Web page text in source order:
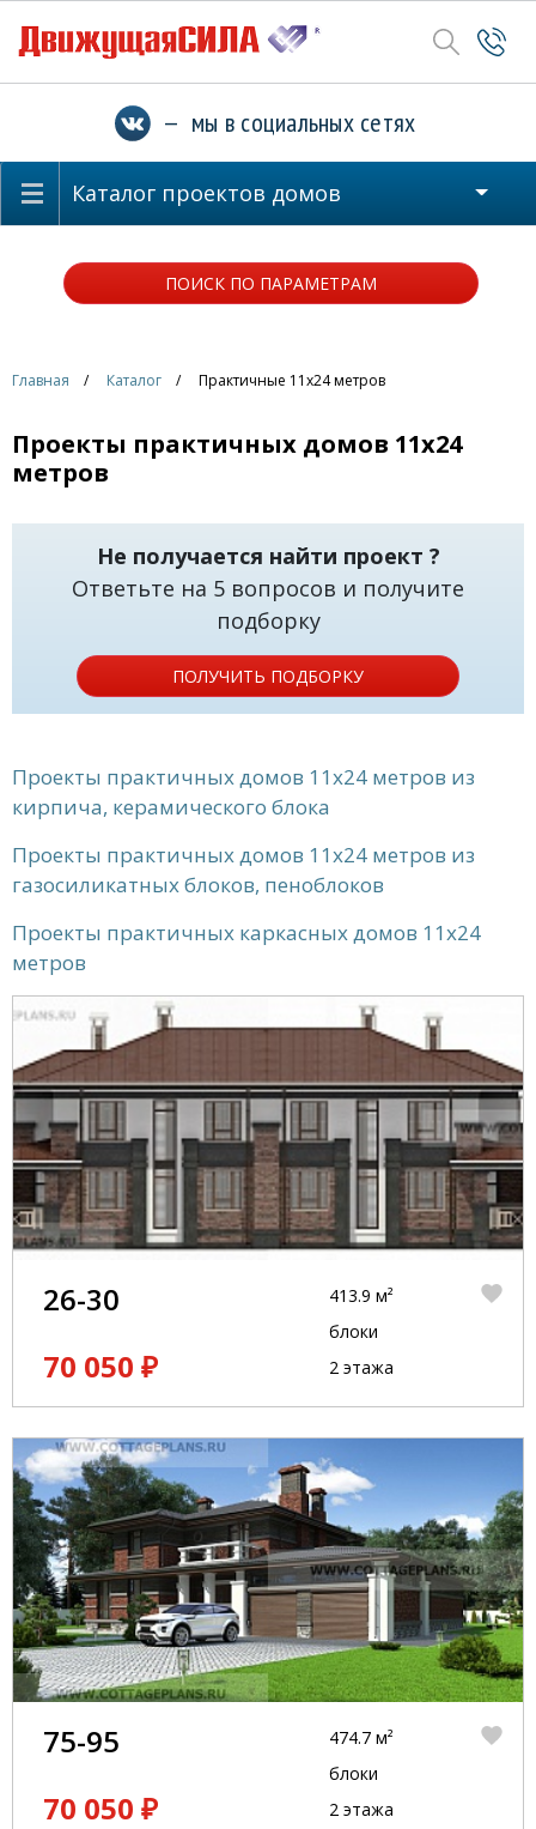
— мы в социальных сетях
Каталог проектов домов
ПОИСК ПО ПАРАМЕТРАМ
Главная Каталог Практичные 11x24 метров
Проекты практичных домов 11x24
метров
Не получается найти проект ?
Ответьте на 5 вопросов и получите
подборку
ПОЛУЧИТЬ ПОДБОРКУ
Проекты практичных домов 11x24 метров из
кирпича, керамического блока
Проекты практичных домов 11x24 метров из
газосиликатных блоков, пеноблоков
Проекты практичных каркасных домов 11x24
метров
26-30
70 050 ₽
413.9 м²
блоки
2 этажа
75-95
70 050 ₽
474.7 м²
блоки
2 этажа